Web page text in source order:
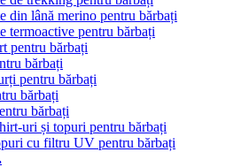
din lână merino pentru bărbați
termoactive pentru bărbați
pentru bărbați
bărbați
pentru bărbați
bărbați
bărbați
uri și topuri pentru bărbați
cu filtru UV pentru bărbați